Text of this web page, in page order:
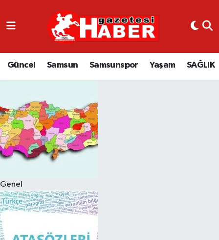
Güncel Samsun Samsunspor Yaşam SAĞLIK
Genel
GÜNCEL
SAMSUN
EKONOMİ
YAŞAM